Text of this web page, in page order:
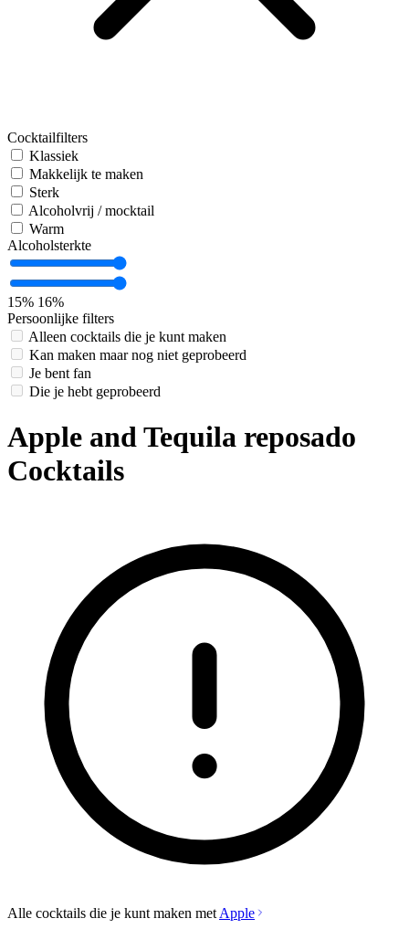
Cocktailfilters
Klassiek
Makkelijk te maken
Sterk
Alcoholvrij / mocktail
Warm
Alcoholsterkte
15% 16%
Persoonlijke filters
Alleen cocktails die je kunt maken
Kan maken maar nog niet geprobeerd
Je bent fan
Die je hebt geprobeerd
Apple and Tequila reposado
Cocktails
Alle cocktails die je kunt maken met Apple